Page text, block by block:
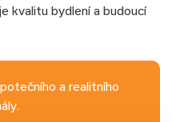
kvalitu bydlení a budoucí
a realitního